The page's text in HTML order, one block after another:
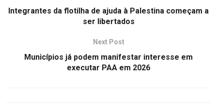
Integrantes da flotilha de ajuda à Palestina começam a
ser libertados
Next Post
Municípios já podem manifestar interesse em
executar PAA em 2026